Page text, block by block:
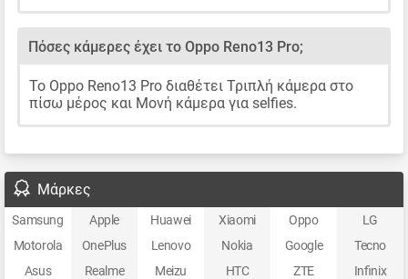
Πόσες κάμερες έχει το Oppo Reno13 Pro;
Το Oppo Reno13 Pro διαθέτει Τριπλή κάμερα στο
πίσω μέρος και Μονή κάμερα για selfies.
Μάρκες
Samsung Apple Huawei Xiaomi Oppo
LG
Motorola
OnePlus Lenovo Nokia Google
Tecno
Asus
Realme Meizu HTC ZTE
Infinix